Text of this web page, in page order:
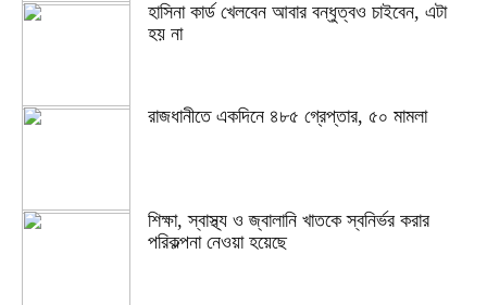
হাসিনা কার্ড খেলবেন আবার বন্ধুত্বও চাইবেন, এটা
হয় না
রাজধানীতে একদিনে ৪৮৫ গ্রেপ্তার, ৫০ মামলা
শিক্ষা, স্বাস্থ্য ও জ্বালানি খাতকে স্বনির্ভর করার
পরিকল্পনা নেওয়া হয়েছে